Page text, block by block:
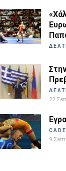
22
9